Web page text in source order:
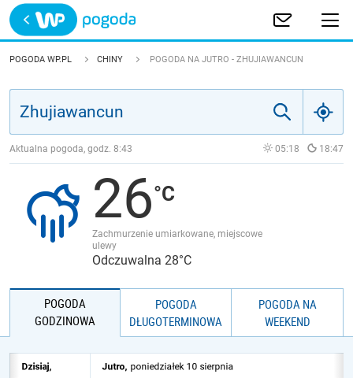
Trwa ładowanie
POLSKA
JAKOŚĆ POWIETRZA
POGODA WP.PL CHINY POGODA NA JUTRO - ZHUJIAWANCUN
Aktualna pogoda, godz. 8:43 05:18 18:47
26
Zachmurzenie umiarkowane, miejscowe
ulewy
Odczuwalna 28°C
POGODA
GODZINOWA
POGODA
DŁUGOTERMINOWA
POGODA NA
WEEKEND